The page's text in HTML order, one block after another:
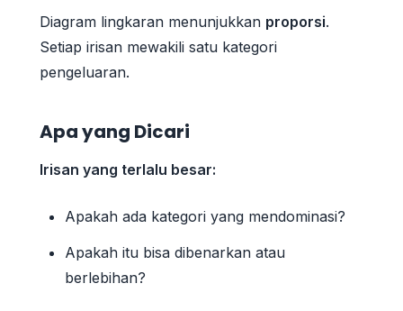
Diagram lingkaran menunjukkan proporsi.
Setiap irisan mewakili satu kategori
pengeluaran.
Apa yang Dicari
Irisan yang terlalu besar:
Apakah ada kategori yang mendominasi?
Apakah itu bisa dibenarkan atau
berlebihan?